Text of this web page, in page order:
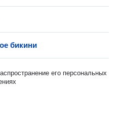
бикини
его персональных